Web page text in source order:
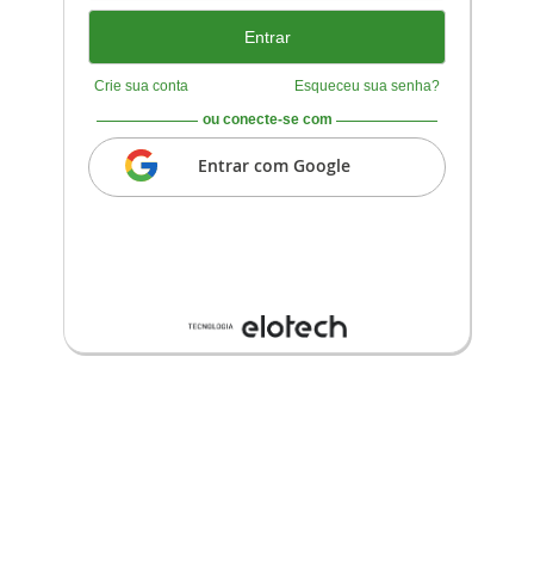
Senha
Crie sua conta Esqueceu sua senha?
ou conecte-se com